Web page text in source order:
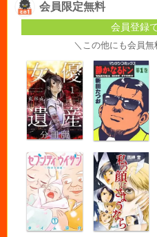
会員限定無料
会員登録
＼この他にも会員